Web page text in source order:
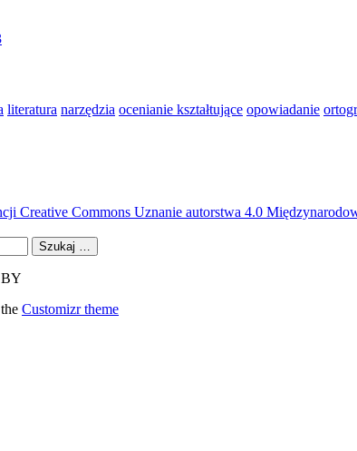
literatura narzędzia ocenianie kształtujące opowiadanie
Creative Commons Uznanie autorstwa 4.0
Szukaj …
Customizr theme